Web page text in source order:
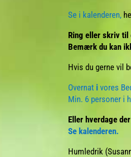
Se i kalenderen,
Ring eller skriv
Bemærk du kan
Hvis du gerne vil
Overnat ivores
Min. 6 personer i
Eller hverdage
Se kalenderen.
Humledrik